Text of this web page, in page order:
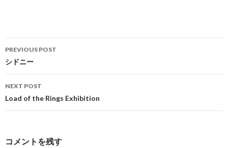
Post navigation
PREVIOUS POST
シドニー
NEXT POST
Load of the Rings Exhibition
コメントを残す